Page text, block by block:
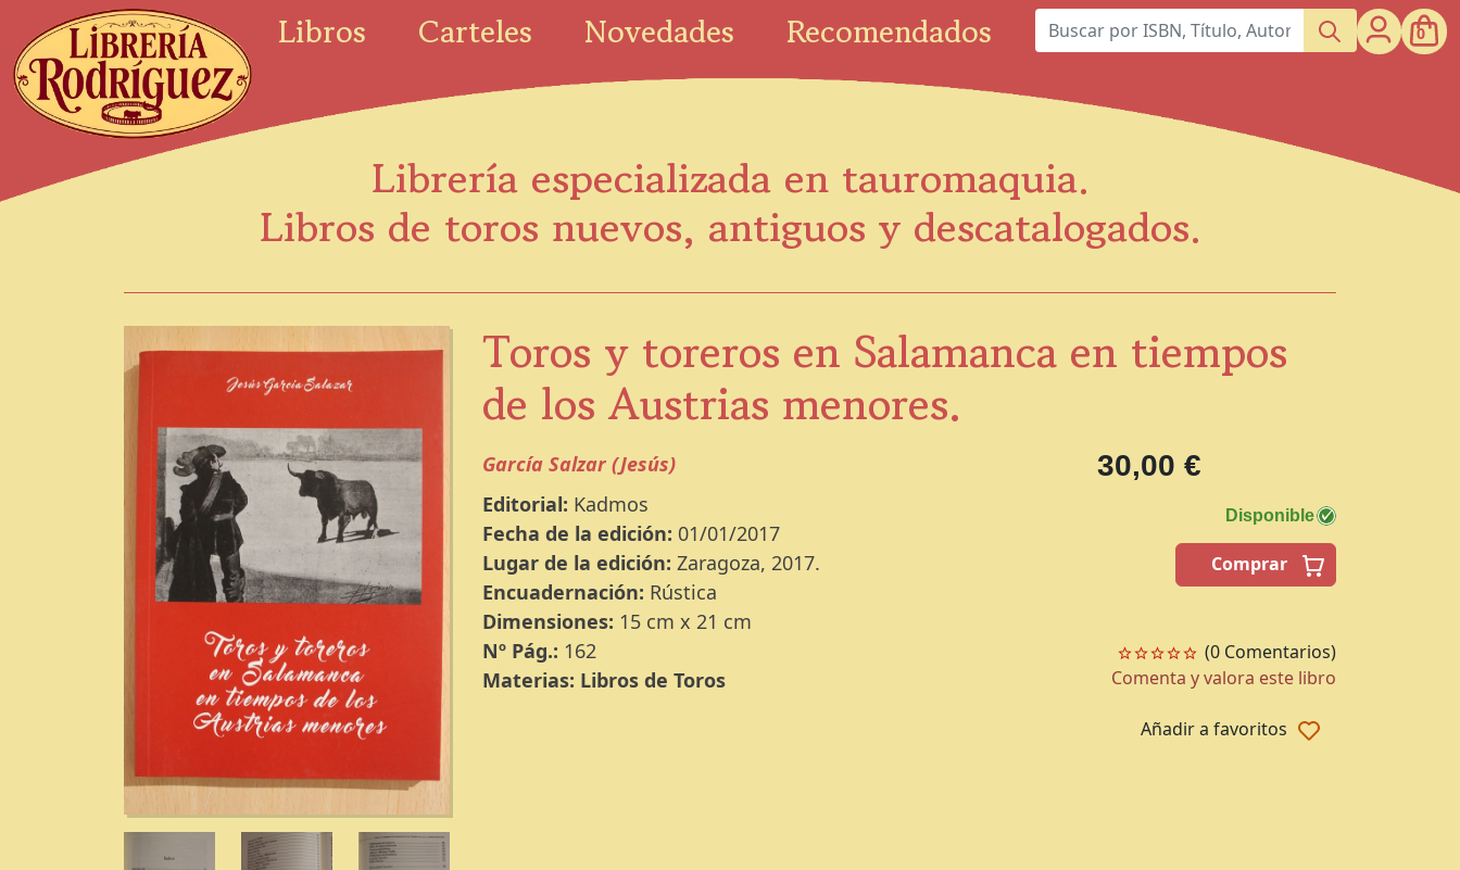
Libros Carteles Novedades Recomendados 0
Librería especializada en tauromaquia.
Libros de toros nuevos, antiguos y descatalogados.
Toros y toreros en Salamanca en tiempos
de los Austrias menores.
García Salzar (Jesús) 30,00 €
Disponible
Comprar
(0 Comentarios)
Comenta y valora este libro
Añadir a favoritos
Editorial: Kadmos
Fecha de la edición: 01/01/2017
Lugar de la edición: Zaragoza, 2017.
Encuadernación: Rústica
Dimensiones: 15 cm x 21 cm
Nº Pág.: 162
Materias: Libros de Toros